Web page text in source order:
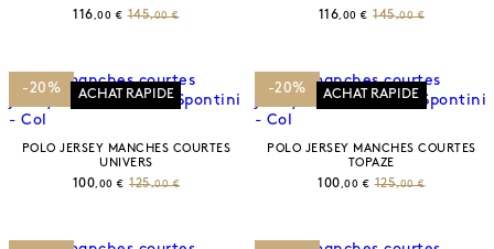
116 ,00 € 145,00 € 116,00 € 145,00 €
-20% ACHAT RAPIDE
POLO JERSEY MANCHES COURTES
UNIVERS
100,00 € 125,00 €
-20% ACHAT RAPIDE
POLO JERSEY MANCHES COURTES
TOPAZE
100 ,00 € 125,00 €